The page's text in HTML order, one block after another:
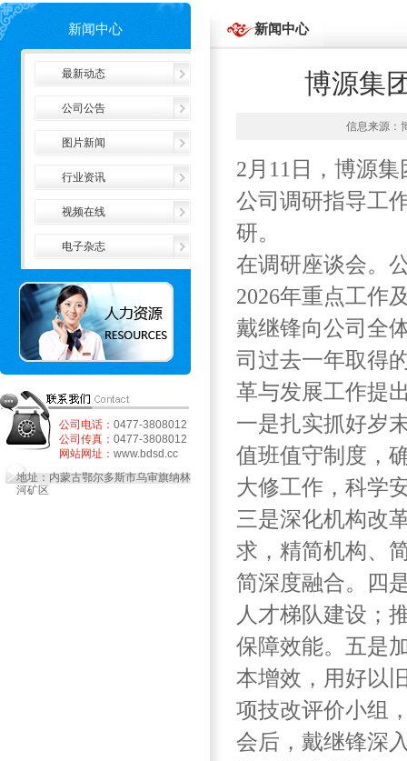
新闻中心
最新动态
公司公告
图片新闻
行业资讯
视频在线
电子杂志
公司电话： 0477-3808012
公司传真： 0477-3808012
网站网址： www.bdsd.cc
地址：内蒙古鄂尔多斯市乌审旗纳林
河矿区
新闻中心
博源集
信息来源：
2 月 11 日，博源
公司调研指导工
研。
在调研座谈会。
2026年重点工作
戴继锋向公司全
司过去一年取得
革与发展工作提
一是扎实抓好岁
值班值守制度，
大修工作，科学
三是深化机构改
求，精简机构、
简深度融合。四
人才梯队建设；
保障效能。五是
本增效，用好以
项技改评价小组
会后， 戴继锋深